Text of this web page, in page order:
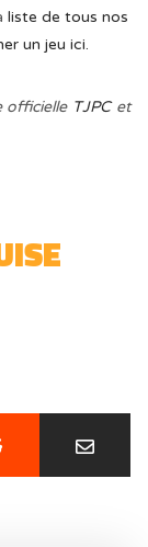
liste de tous nos
un jeu ici.
officielle TJPCet